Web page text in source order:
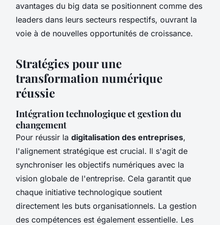
avantages du big data se positionnent comme des
leaders dans leurs secteurs respectifs, ouvrant la
voie à de nouvelles opportunités de croissance.
Stratégies pour une
transformation numérique
réussie
Intégration technologique et gestion du
changement
Pour réussir la digitalisation des entreprises,
l'alignement stratégique est crucial. Il s'agit de
synchroniser les objectifs numériques avec la
vision globale de l'entreprise. Cela garantit que
chaque initiative technologique soutient
directement les buts organisationnels. La gestion
des compétences est également essentielle. Les